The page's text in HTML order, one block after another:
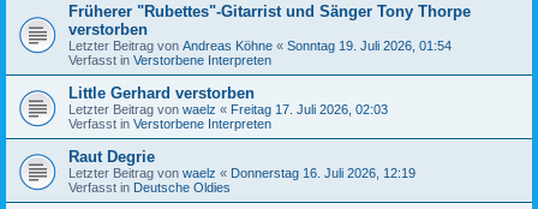
Früherer "Rubettes"-Gitarrist und Sänger Tony Thorpe
verstorben
Letzter Beitrag von Andreas Köhne « Sonntag 19. Juli 2026, 01:54
Verfasst in Verstorbene Interpreten
Little Gerhard verstorben
Letzter Beitrag von waelz « Freitag 17. Juli 2026, 02:03
Verfasst in Verstorbene Interpreten
Raut Degrie
Letzter Beitrag von waelz « Donnerstag 16. Juli 2026, 12:19
Verfasst in Deutsche Oldies